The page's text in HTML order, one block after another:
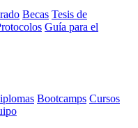
Becas Tesis de
Guía para el
Bootcamps Cursos